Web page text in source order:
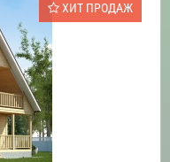
ХИТ ПРОДАЖ